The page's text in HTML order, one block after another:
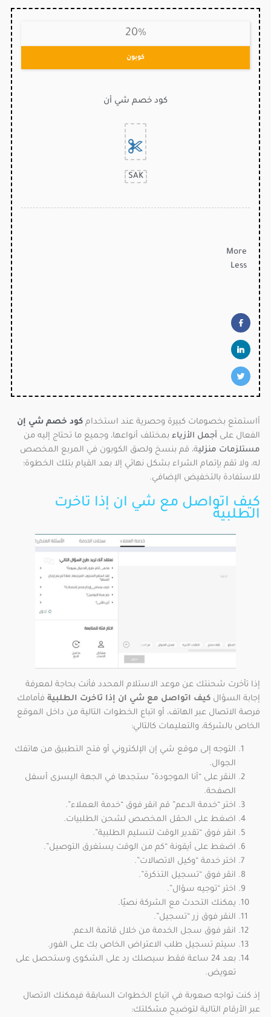
20%
كوبون
كود خصم شي أن
SAK
More
Less
أاستمتع بخصومات كبيرة وحصرية عند استخدام كود خصم شي إن
الفعال على أجمل الأزياء بمختلف أنواعها، وجميع ما تحتاج إليه من
مستلزمات منزلية، قم بنسخ ولصق الكوبون في المربع المخصص
له، ولا تقم بإتمام الشراء بشكل نهائي إلا بعد القيام بتلك الخطوة؛
للاستفادة بالتخفيض الإضافي.
كيف اتواصل مع شي ان إذا تاخرت
الطلبية
إذا تأخرت شحنتك عن موعد الاستلام المحدد فأنت بحاجة لمعرفة
إجابة السؤال كيف اتواصل مع شي ان إذا تاخرت الطلبية فأمامك
فرصة الاتصال عبر الهاتف، أو اتباع الخطوات التالية من داخل الموقع
الخاص بالشركة، والتعليمات كالتالي:
التوجه إلى موقع شي إن الإلكتروني أو فتح التطبيق من هاتفك
الجوال.
النقر على “أنا الموجودة” ستجدها في الجهة اليسرى أسفل
الصفحة.
اختر “خدمة الدعم” قم انقر فوق “خدمة العملاء”.
اضغط على الحقل المخصص لشحن الطلبيات.
انقر فوق “تقدير الوقت لتسليم الطلبية”.
اضغط على أيقونة “كم من الوقت يستغرق التوصيل”.
اختر خدمة “وكيل الاتصالات”.
انقر فوق “تسجيل التذكرة”.
اختر “توجيه سؤال”.
يمكنك التحدث مع الشركة نصيًا.
النقر فوق زر “تسجيل”.
انقر فوق سجل الخدمة من خلال قائمة الدعم.
سيتم تسجيل طلب الاعتراض الخاص بك على الفور.
بعد 24 ساعة فقط سيصلك رد على الشكوى وستحصل على
تعويض.
إذ كنت تواجه صعوبة في اتباع الخطوات السابقة فيمكنك الاتصال
عبر الأرقام التالية لتوضيح مشكلتك: